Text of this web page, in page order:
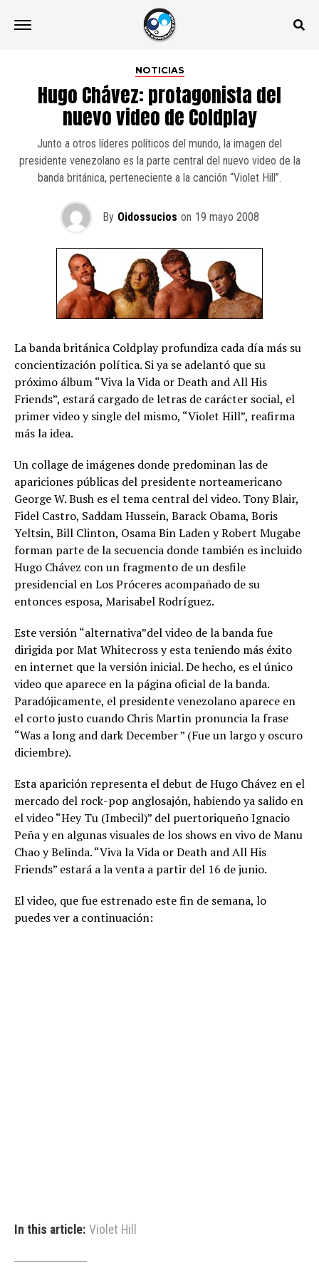
NOTICIAS
Hugo Chávez: protagonista del
nuevo video de Coldplay
Junto a otros líderes políticos del mundo, la imagen del
presidente venezolano es la parte central del nuevo video de la
banda británica, perteneciente a la canción “Violet Hill”.
By Oidossucios on 19 mayo 2008
La banda británica Coldplay profundiza cada día más su
concientización política. Si ya se adelantó que su
próximo álbum “Viva la Vida or Death and All His
Friends”, estará cargado de letras de carácter social, el
primer video y single del mismo, “Violet Hill”, reafirma
más la idea.
Un collage de imágenes donde predominan las de
apariciones públicas del presidente norteamericano
George W. Bush es el tema central del video. Tony Blair,
Fidel Castro, Saddam Hussein, Barack Obama, Boris
Yeltsin, Bill Clinton, Osama Bin Laden y Robert Mugabe
forman parte de la secuencia donde también es incluido
Hugo Chávez con un fragmento de un desfile
presidencial en Los Próceres acompañado de su
entonces esposa, Marisabel Rodríguez.
Este versión “alternativa”del video de la banda fue
dirigida por Mat Whitecross y esta teniendo más éxito
en internet que la versión inicial. De hecho, es el único
video que aparece en la página oficial de la banda.
Paradójicamente, el presidente venezolano aparece en
el corto justo cuando Chris Martin pronuncia la frase
“Was a long and dark December ” (Fue un largo y oscuro
diciembre).
Esta aparición representa el debut de Hugo Chávez en el
mercado del rock-pop anglosajón, habiendo ya salido en
el video “Hey Tu (Imbecil)” del puertoriqueño Ignacio
Peña y en algunas visuales de los shows en vivo de Manu
Chao y Belinda. “Viva la Vida or Death and All His
Friends” estará a la venta a partir del 16 de junio.
El video, que fue estrenado este fin de semana, lo
puedes ver a continuación:
In this article: Violet Hill